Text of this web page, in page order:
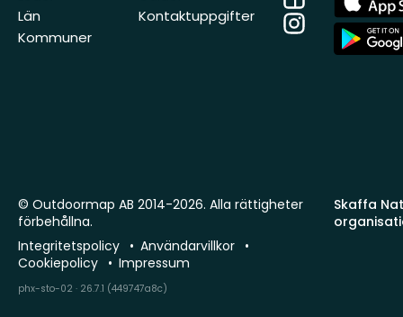
Län
Kommuner
Kontaktuppgifter
InstagramStore
App
Store
Skaffa
© Outdoormap AB 2014-2026. Alla rättigheter
förbehållna.
Integritetspolicy
Användarvillkor
Cookiepolicy
Impressum
phx-sto-02 · 26.7.1 (449747a8c)